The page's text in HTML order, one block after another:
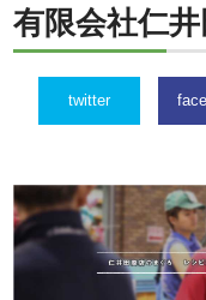
有限会社仁
twitter